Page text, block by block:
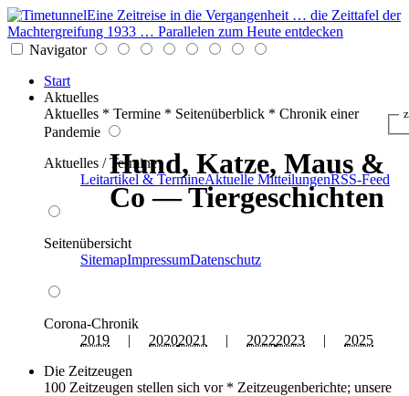
Eine Zeitreise in die Vergangenheit … die Zeittafel der
Machtergreifung 1933 … Parallelen zum Heute entdecken
Navigator
Start
Aktuelles
Aktuelles * Termine * Seitenüberblick * Chronik einer
Pandemie
Aktuelles / Termine
Leitartikel & TermineAktuelle MitteilungenRSS-Feed
Seitenübersicht
SitemapImpressumDatenschutz
Corona-Chronik
2019 | 20202021 | 20222023 | 2025
Die Zeitzeugen
100 Zeitzeugen stellen sich vor * Zeitzeugenberichte; unsere
Hund, Katze, Maus &
Co — Tiergeschichten